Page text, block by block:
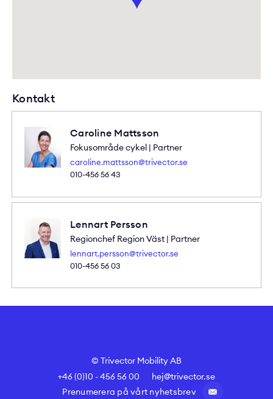
Kontakt
Caroline Mattsson
Fokusområde cykel | Partner
caroline.mattsson@trivector.se
010-456 56 43
Lennart Persson
Regionchef Region Väst | Partner
lennart.persson@trivector.se
010-456 56 03
© Trivector Mobility AB
+46 (0)10 - 456 56 00
hej@trivector.se
Prenumerera på vårt nyhetsbrev